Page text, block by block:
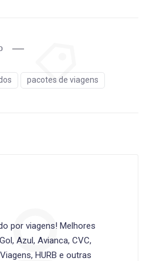
pacotes de viagens
por viagens! Melhores
Azul, Avianca, CVC,
HURB e outras